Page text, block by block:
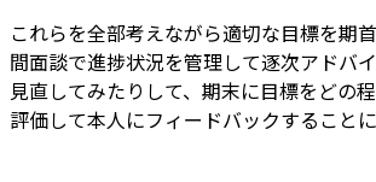
これらを全部考えながら適切な目標を期
間面談で進捗状況を管理して逐次アドバ
見直してみたりして、期末に目標をどの
評価して本人にフィードバックすることに